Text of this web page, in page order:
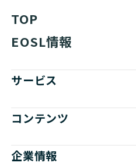
TOP
EOSL情報
サービス
コンテンツ
企業情報